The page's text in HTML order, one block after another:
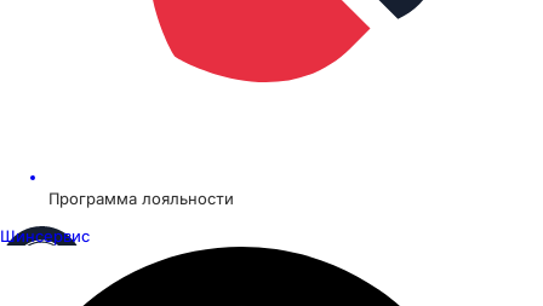
Программа лояльности
Шинсервис